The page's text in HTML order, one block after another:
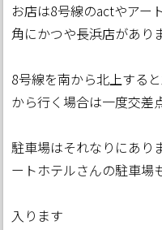
お店は8号線のactやアー
角にかつや長浜店があり
8号線を南から北上する
から行く場合は一度交差
駐車場はそれなりにあり
ートホテルさんの駐車場
入ります